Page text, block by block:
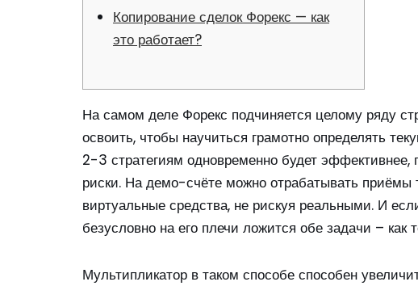
Копирование сделок Форекс — как
это работает?
На самом деле Форекс подчиняется целому ряду
освоить, чтобы научиться грамотно определять
2-3 стратегиям одновременно будет эффективнее,
риски. На демо-счёте можно отрабатывать приёмы
виртуальные средства, не рискуя реальными. И
безусловно на его плечи ложится обе задачи – как
Мультипликатор в таком способе способен